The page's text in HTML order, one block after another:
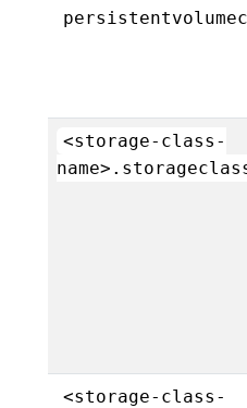
<storage-class-
<storage-class-